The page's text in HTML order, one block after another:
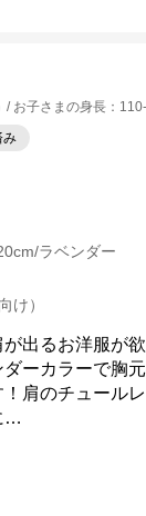
お子さまの身長 ：
み
ラベンダー
け）
出るお洋服が
ーカラーで胸
肩のチュール
…